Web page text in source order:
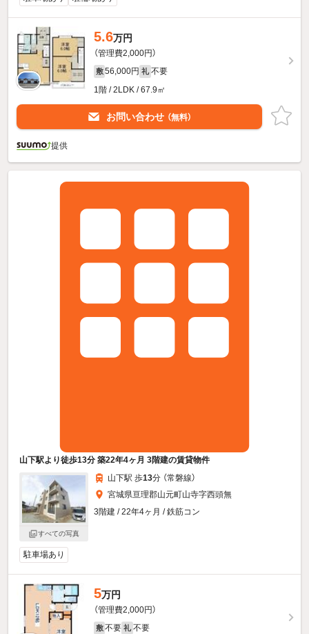
5.6万円
（管理費2,000円）
敷 56,000円 礼 不要
1階 / 2LDK / 67.9㎡
お問い合わせ （無料）
提供
山下駅より徒歩13分 築22年4ヶ月 3階建の賃貸物件
すべての写真
山下駅 歩13分 （常磐線）
宮城県亘理郡山元町山寺字西頭無
3階建 / 22年4ヶ月 / 鉄筋コン
駐車場あり
5万円
（管理費2,000円）
敷 不要 礼 不要